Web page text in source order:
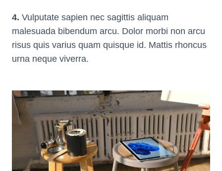
4. Vulputate sapien nec sagittis aliquam
malesuada bibendum arcu. Dolor morbi non arcu
risus quis varius quam quisque id. Mattis rhoncus
urna neque viverra.